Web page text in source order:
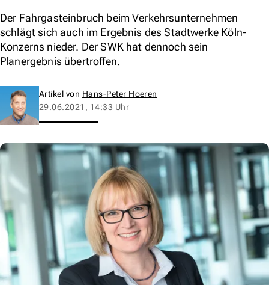
Der Fahrgasteinbruch beim Verkehrsunternehmen
schlägt sich auch im Ergebnis des Stadtwerke Köln-
Konzerns nieder. Der SWK hat dennoch sein
Planergebnis übertroffen.
Artikel von Hans-Peter Hoeren
29.06.2021, 14:33 Uhr